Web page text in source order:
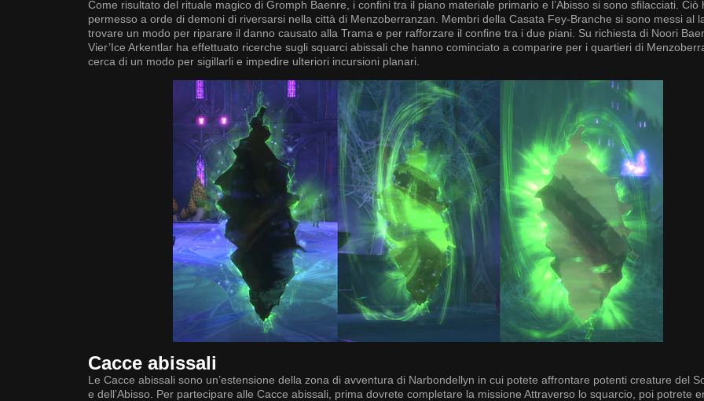
Come risultato del rituale magico di Gromph Baenre, i confini tra il piano materiale primario e l’Abisso si sono sfilacciati. Ciò
permesso a orde di demoni di riversarsi nella città di Menzoberranzan. Membri della Casata Fey-Branche si sono messi al
trovare un modo per riparare il danno causato alla Trama e per rafforzare il confine tra i due piani. Su richiesta di Noori
Vier’Ice Arkentlar ha effettuato ricerche sugli squarci abissali che hanno cominciato a comparire per i quartieri di
cerca di un modo per sigillarli e impedire ulteriori incursioni planari.
Cacce abissali
Le Cacce abissali sono un’estensione della zona di avventura di Narbondellyn in cui potete affrontare potenti creature del
e dell’Abisso. Per partecipare alle Cacce abissali, prima dovrete completare la missione Attraverso lo squarcio, poi potrete